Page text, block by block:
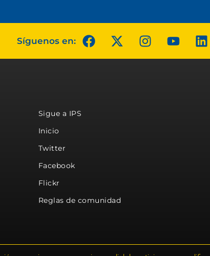
Síguenos en:
Sigue a IPS
Inicio
Twitter
Facebook
Flickr
Reglas de comunidad